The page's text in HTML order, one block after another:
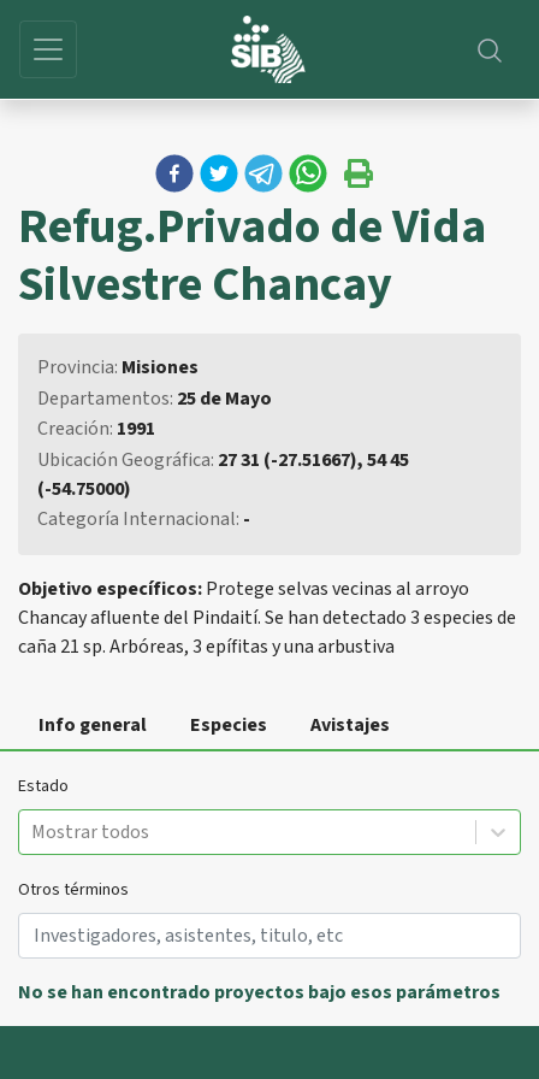
Refug.Privado de Vida
Silvestre Chancay
Provincia: Misiones
Departamentos: 25 de Mayo
Creación: 1991
Ubicación Geográfica: 27 31 (-27.51667), 54 45
(-54.75000)
Categoría Internacional: -
Objetivo específicos:Protege selvas vecinas al arroyo
Chancay afluente del Pindaití. Se han detectado 3 especies de
caña 21 sp. Arbóreas, 3 epífitas y una arbustiva
Info general Especies Avistajes
Estado
Mostrar todos
Otros términos
No se han encontrado proyectos bajo esos parámetros